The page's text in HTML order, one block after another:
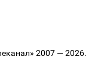
2007 — 2026.